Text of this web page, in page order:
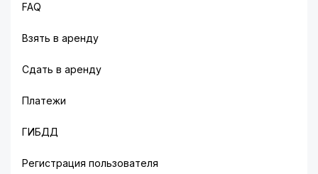
FAQ
Взять в аренду
Сдать в аренду
Платежи
ГИБДД
Регистрация пользователя